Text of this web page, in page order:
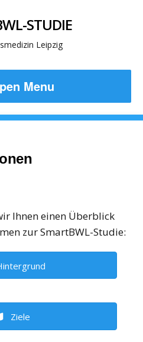
STUDIE
Leipzig
Menu
Ihnen einen Überblick
zur SmartBWL-Studie:
Ziele